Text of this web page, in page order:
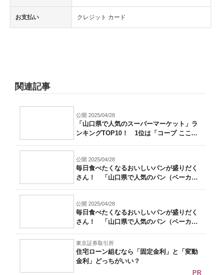
お支払い クレジット カード
関連記事
公開 2025/04/28
「山口県で人気のスーパーマーケット」ラ
ンキングTOP10！ 1位は「コープ ここ...
公開 2025/04/28
毎日食べたくなるおいしいパンが盛りだく
さん！ 「山口県で人気のパン（ベーカリ
公開 2025/04/28
毎日食べたくなるおいしいパンが盛りだく
さん！ 「山口県で人気のパン（ベーカリ
東京証券取引所
住宅ローン組むなら「固定金利」と「変動
金利」どっちがいい？
PR